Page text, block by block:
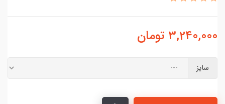
3,240,000 تومان
سایز